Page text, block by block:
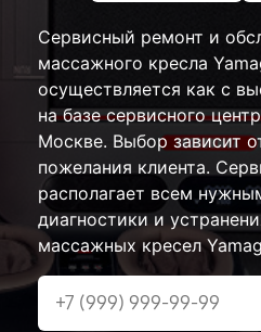
Сервисный ремонт и
массажного кресла
осуществляется как с
на базе сервисного
Москве. Выбор зависит
пожелания клиента.
располагает всем
диагностики и
массажных кресел